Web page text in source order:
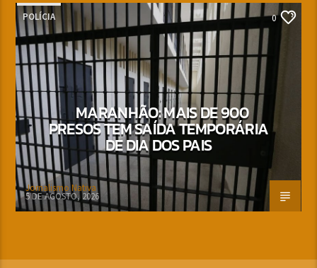
POLÍCIA 0
MARANHÃO: MAIS DE 900
PRESOS TEM SAÍDA TEMPORÁRIA
DE DIA DOS PAIS
Jornalismo Nativa
5 DE AGOSTO, 2026